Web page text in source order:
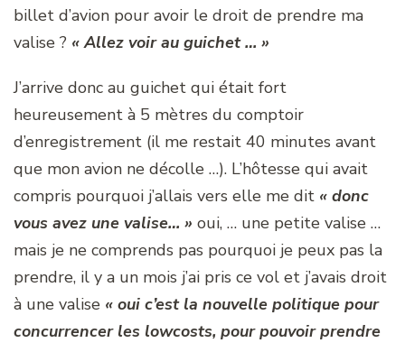
billet d’avion pour avoir le droit de prendre ma
valise ? « Allez voir au guichet … »
J’arrive donc au guichet qui était fort
heureusement à 5 mètres du comptoir
d’enregistrement (il me restait 40 minutes avant
que mon avion ne décolle …). L’hôtesse qui avait
compris pourquoi j’allais vers elle me dit « donc
vous avez une valise… » oui, … une petite valise …
mais je ne comprends pas pourquoi je peux pas la
prendre, il y a un mois j’ai pris ce vol et j’avais droit
à une valise « oui c’est la nouvelle politique pour
concurrencer les lowcosts, pour pouvoir prendre